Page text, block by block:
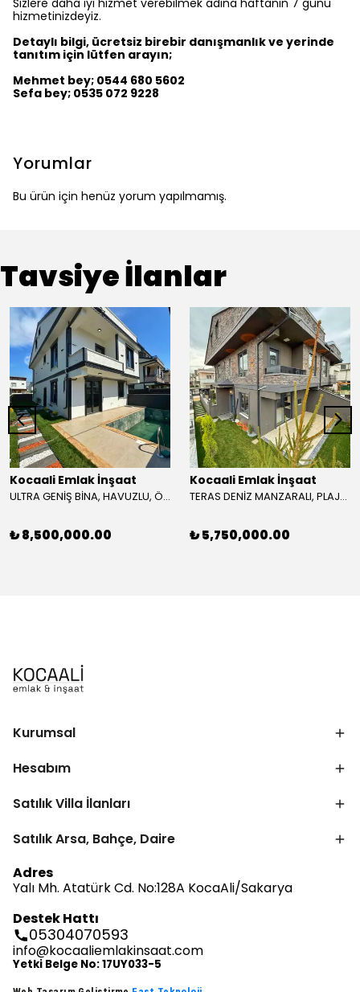
Sizlere daha iyi hizmet verebilmek adına haftanın 7 günü
hizmetinizdeyiz.
Detaylı bilgi, ücretsiz birebir danışmanlık ve yerinde
tanıtım için lütfen arayın;
Mehmet bey; 0544 680 5602
Sefa bey; 0535 072 9228
Yorumlar
Bu ürün için henüz yorum yapılmamış.
Tavsiye İlanlar
Kocaali Emlak İnşaat
ULTRA GENİŞ BİNA, HAVUZLU, ÖN CEPHE, 144,5m2 KENDİ ARSASI, GENİŞ BAHÇE 4+1 TRİPLEKS VİLLA! KOCAALİ ALANDERE MH
₺ 8,500,000.00
Kocaali Emlak İnşaat
TERAS DENİZ MANZARALI, PLAJA 60METRE, ÖN-ARKA CEPHE SEÇENEKLİ-ARKA, LÜKS DİZAYN 3+1 TRİPLEKS VİLLA! KOCAALİ ALANDERE MH
₺ 5,750,000.00
Kurumsal
Hesabım
Satılık Villa İlanları
Satılık Arsa, Bahçe, Daire
Adres
Yalı Mh. Atatürk Cd. No:128A KocaAli/Sakarya
Destek Hattı
05304070593
info@kocaaliemlakinsaat.com
Yetki Belge No: 17UY033-5